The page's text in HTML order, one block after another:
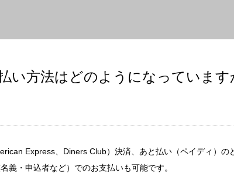
い方法はどのようになっています
Express、Diners Club）決済、あと払い（ペイディ）の
・申込者など）でのお支払いも可能です。